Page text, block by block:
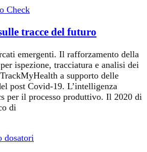
tracce del futuro
emergenti. Il rafforzamento della
ispezione, tracciatura e analisi dei
a supporto delle
post Covid-19. L’intelligenza
per il processo produttivo. Il 2020 di
di